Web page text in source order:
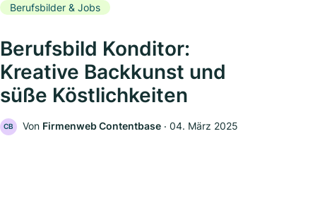
Berufsbilder & Jobs
Berufsbild Konditor:
Kreative Backkunst und
süße Köstlichkeiten
CB Von Firmenweb Contentbase ‧ 04. März 2025